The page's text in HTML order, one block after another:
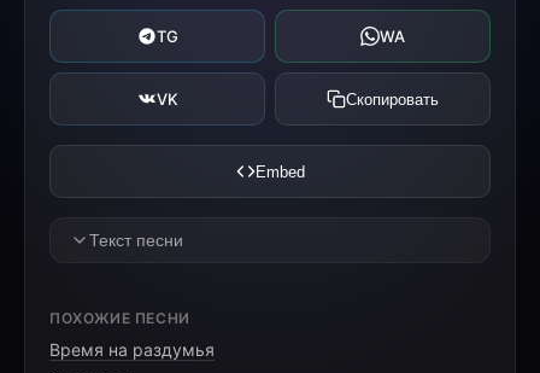
TG WA
VK Скопировать
Embed
Текст песни
Когда грехи придавили как груз,
ПОХОЖИЕ ПЕСНИ
Время на раздумья